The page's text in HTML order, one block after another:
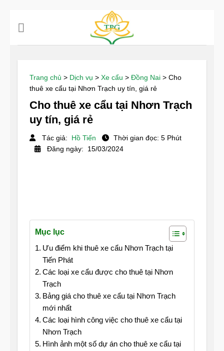
Trang chủ > Dịch vụ > Xe cẩu > Đồng Nai > Cho
thuê xe cẩu tại Nhơn Trạch uy tín, giá rẻ
Cho thuê xe cẩu tại Nhơn Trạch
uy tín, giá rẻ
Tác giả: Hồ Tiến
Thời gian đọc: 5 Phút
Đăng ngày: 15/03/2024
Mục lục
Ưu điểm khi thuê xe cẩu Nhơn Trạch tại
Tiến Phát
Các loại xe cẩu được cho thuê tại Nhơn
Trạch
Bảng giá cho thuê xe cẩu tại Nhơn Trạch
mới nhất
Các loại hình công việc cho thuê xe cẩu tại
Nhơn Trạch
Hình ảnh một số dự án cho thuê xe cẩu tại